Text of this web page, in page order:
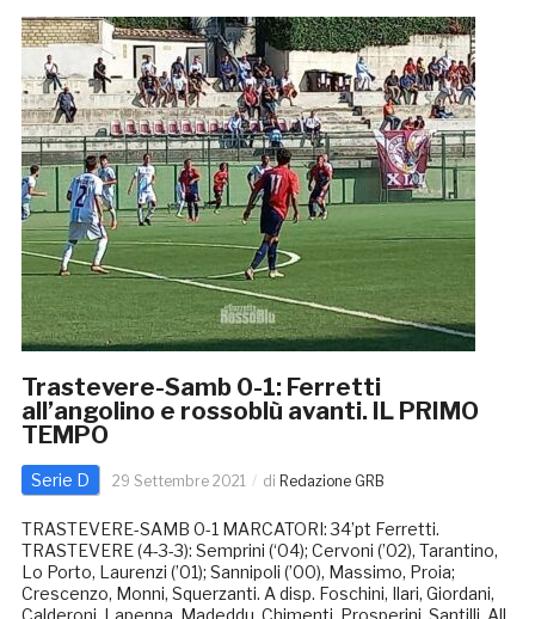
Trastevere-Samb 0-1: Ferretti
all’angolino e rossoblù avanti. IL PRIMO
TEMPO
Serie D 29 Settembre 2021 di Redazione GRB
TRASTEVERE-SAMB 0-1 MARCATORI: 34’pt Ferretti.
TRASTEVERE (4-3-3): Semprini (‘04); Cervoni (’02), Tarantino,
Lo Porto, Laurenzi (’01); Sannipoli (’00), Massimo, Proia;
Crescenzo, Monni, Squerzanti. A disp. Foschini, Ilari, Giordani,